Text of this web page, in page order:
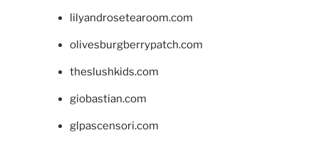
lilyandrosetearoom.com
olivesburgberrypatch.com
theslushkids.com
giobastian.com
glpascensori.com